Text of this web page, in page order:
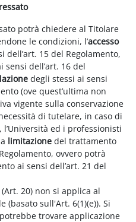
potrà chiedere al Titolare
le condizioni, l’accesso
dell’art. 15 del Regolamento,
sensi dell’art. 16 del
degli stessi ai sensi
(ove quest’ultima non
vigente sulla conservazione
di tutelare, in caso di
ed i professionisti
limitazione del trattamento
ovvero potrà
ai sensi dell’art. 21 del
20) non si applica al
sull'Art. 6(1)(e)). Si
trovare applicazione